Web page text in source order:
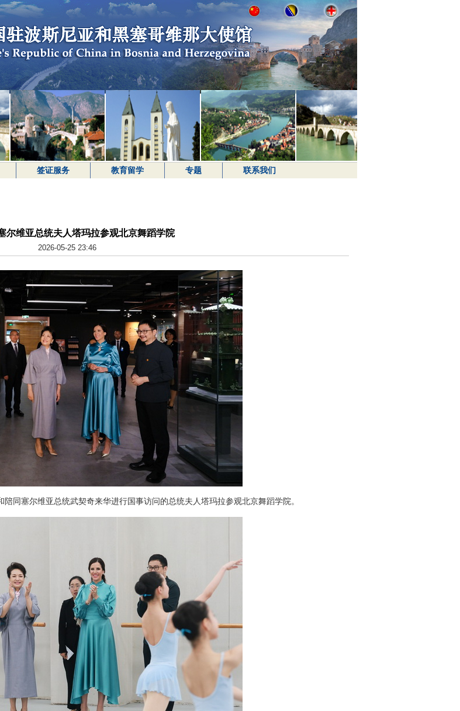
签证服务 教育留学 专题 联系我们
尔维亚总统夫人塔玛拉参观北京舞蹈学院
2026-05-25 23:46
同塞尔维亚总统武契奇来华进行国事访问的总统夫人塔玛拉参观北京舞蹈学院。